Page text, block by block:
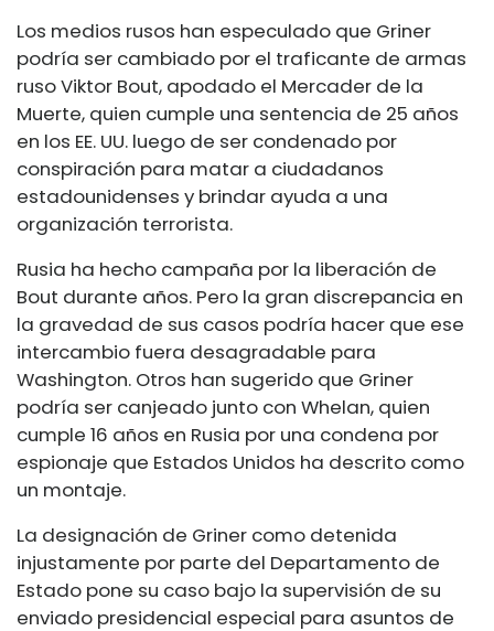
Los medios rusos han especulado que Griner
podría ser cambiado por el traficante de armas
ruso Viktor Bout, apodado el Mercader de la
Muerte, quien cumple una sentencia de 25 años
en los EE. UU. luego de ser condenado por
conspiración para matar a ciudadanos
estadounidenses y brindar ayuda a una
organización terrorista.
Rusia ha hecho campaña por la liberación de
Bout durante años. Pero la gran discrepancia en
la gravedad de sus casos podría hacer que ese
intercambio fuera desagradable para
Washington. Otros han sugerido que Griner
podría ser canjeado junto con Whelan, quien
cumple 16 años en Rusia por una condena por
espionaje que Estados Unidos ha descrito como
un montaje.
La designación de Griner como detenida
injustamente por parte del Departamento de
Estado pone su caso bajo la supervisión de su
enviado presidencial especial para asuntos de